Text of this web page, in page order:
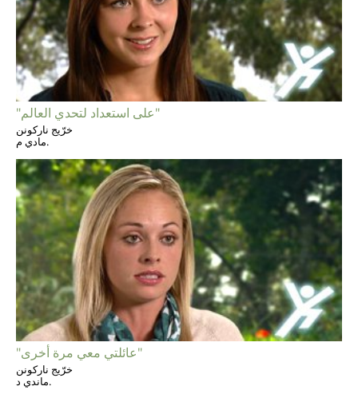
"على استعداد لتحدي العالم"
خرّيج ناركونن
مادي م.
"عائلتي معي مرة أخرى"
خرّيج ناركونن
ماندي د.